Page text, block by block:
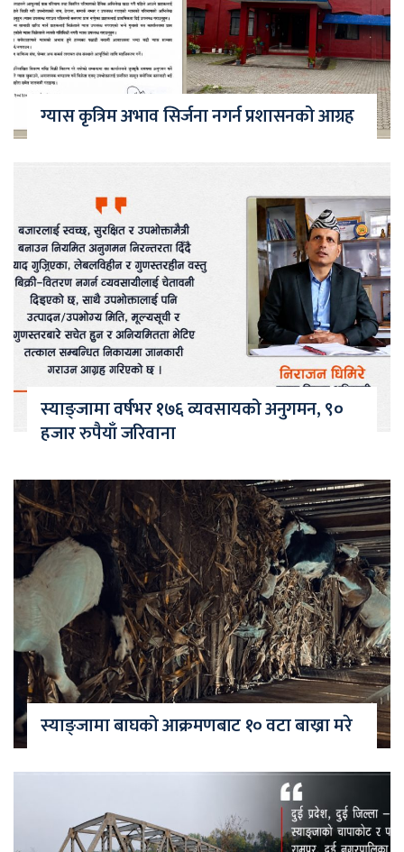
ग्यास कृत्रिम अभाव सिर्जना नगर्न प्रशासनको आग्रह
स्याङ्जामा वर्षभर १७६ व्यवसायको अनुगमन, ९०
हजार रुपैयाँ जरिवाना
स्याङ्जामा बाघको आक्रमणबाट १० वटा बाख्रा मरे